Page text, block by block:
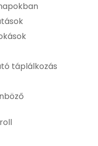
táplálkozás